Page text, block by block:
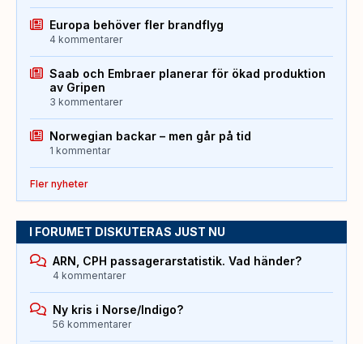
Europa behöver fler brandflyg
4 kommentarer
Saab och Embraer planerar för ökad produktion
av Gripen
3 kommentarer
Norwegian backar – men går på tid
1 kommentar
Fler nyheter
I FORUMET DISKUTERAS JUST NU
ARN, CPH passagerarstatistik. Vad händer?
4 kommentarer
Ny kris i Norse/Indigo?
56 kommentarer